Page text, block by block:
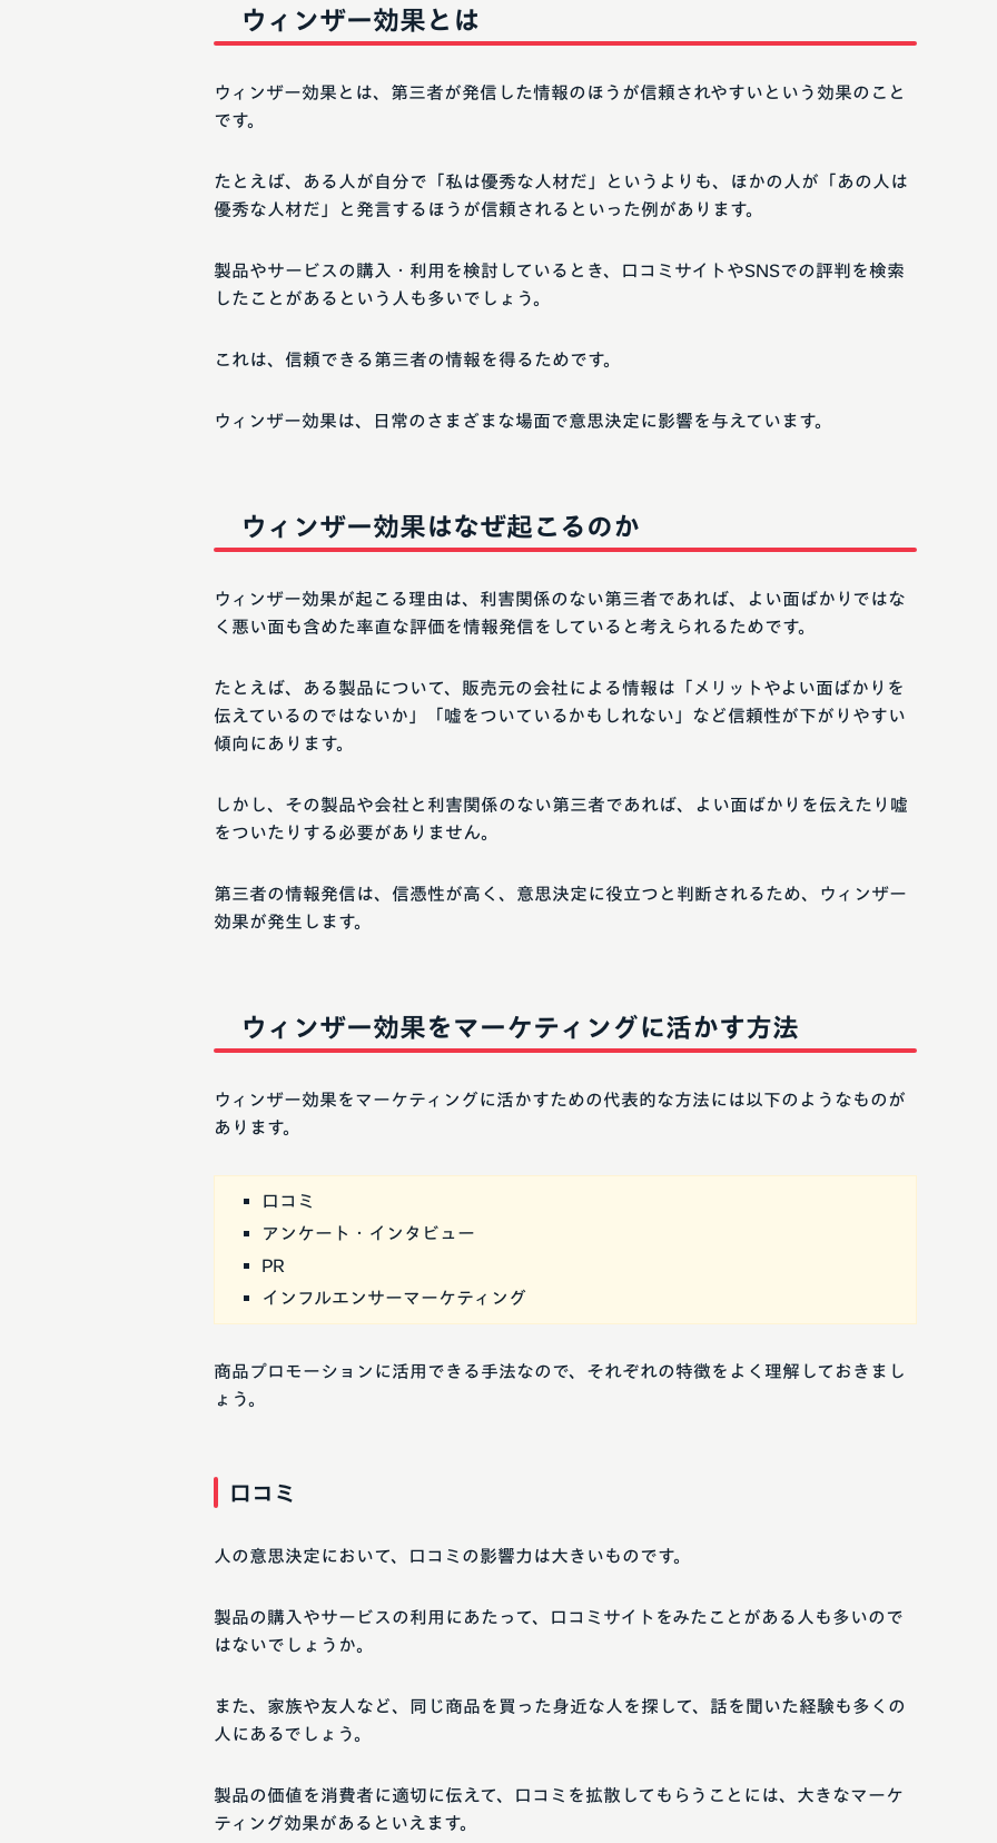
ウィンザー効果とは
ウィンザー効果とは、第三者が発信した情報のほうが信頼されやすいという効果のこと
です。
たとえば、ある人が自分で「私は優秀な人材だ」というよりも、ほかの人が「あの人は
優秀な人材だ」と発言するほうが信頼されるといった例があります。
製品やサービスの購入・利用を検討しているとき、口コミサイトやSNSでの評判を検索
したことがあるという人も多いでしょう。
これは、信頼できる第三者の情報を得るためです。
ウィンザー効果は、日常のさまざまな場面で意思決定に影響を与えています。
ウィンザー効果はなぜ起こるのか
ウィンザー効果が起こる理由は、利害関係のない第三者であれば、よい面ばかりではな
く悪い面も含めた率直な評価を情報発信をしていると考えられるためです。
たとえば、ある製品について、販売元の会社による情報は「メリットやよい面ばかりを
伝えているのではないか」「嘘をついているかもしれない」など信頼性が下がりやすい
傾向にあります。
しかし、その製品や会社と利害関係のない第三者であれば、よい面ばかりを伝えたり嘘
をついたりする必要がありません。
第三者の情報発信は、信憑性が高く、意思決定に役立つと判断されるため、ウィンザー
効果が発生します。
ウィンザー効果をマーケティングに活かす方法
ウィンザー効果をマーケティングに活かすための代表的な方法には以下のようなものが
あります。
口コミ
アンケート・インタビュー
PR
インフルエンサーマーケティング
商品プロモーションに活用できる手法なので、それぞれの特徴をよく理解しておきまし
ょう。
口コミ
人の意思決定において、口コミの影響力は大きいものです。
製品の購入やサービスの利用にあたって、口コミサイトをみたことがある人も多いので
はないでしょうか。
また、家族や友人など、同じ商品を買った身近な人を探して、話を聞いた経験も多くの
人にあるでしょう。
製品の価値を消費者に適切に伝えて、口コミを拡散してもらうことには、大きなマーケ
ティング効果があるといえます。